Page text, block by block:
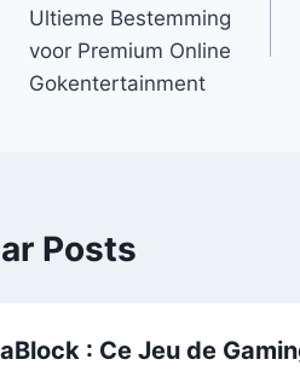
Ultieme Bestemming
voor Premium Online
Gokentertainment
Posts
: Ce Jeu de